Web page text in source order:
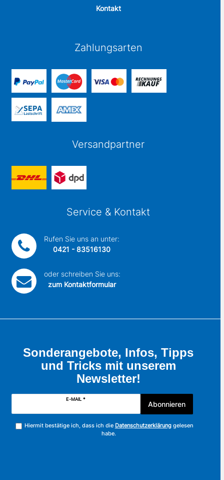
Kontakt
Zahlungsarten
Versandpartner
Service & Kontakt
Rufen Sie uns an unter:
0421 - 83516130
oder schreiben Sie uns:
zum Kontaktformular
Sonderangebote, Infos, Tipps
und Tricks mit unserem
Newsletter!
E-MAIL *
Abonnieren
Hiermit bestätige ich, dass ich die Datenschutzerklärunggelesen
habe.